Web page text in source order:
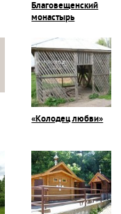
Благовещенский
монастырь
«Колодец любви»